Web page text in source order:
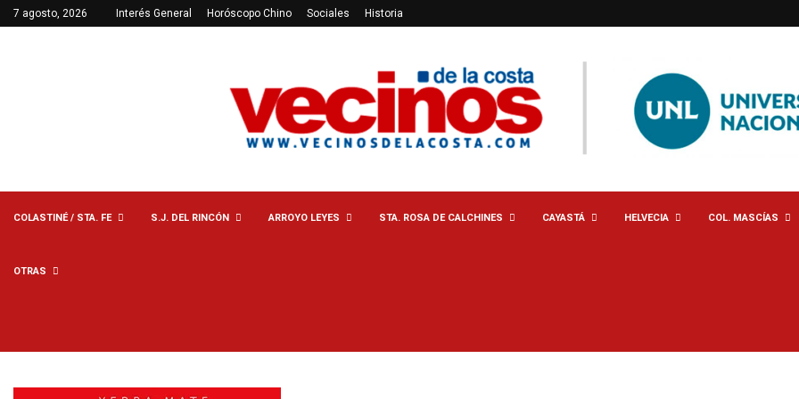
7 agosto, 2026 Interés General Horóscopo Chino Sociales Historia
COLASTINÉ / STA. FE S.J. DEL RINCÓN ARROYO LEYES STA. ROSA DE CALCHINES CAYASTÁ HELVECIA COL. MASCÍAS
OTRAS